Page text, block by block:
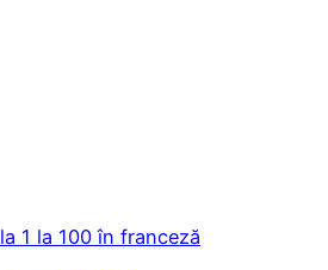
1 la 100 în franceză